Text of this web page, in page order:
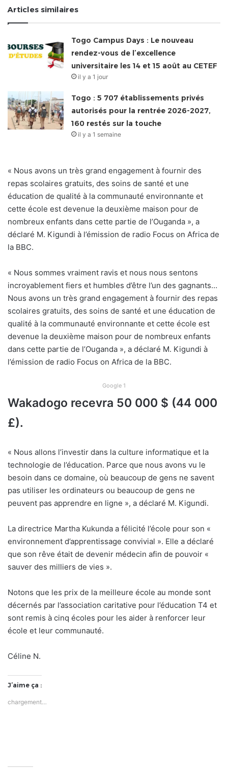
Articles similaires
Togo Campus Days : Le nouveau
rendez-vous de l’excellence
universitaire les 14 et 15 août au CETEF
il y a 1 jour
Togo : 5 707 établissements privés
autorisés pour la rentrée 2026-2027,
160 restés sur la touche
il y a 1 semaine
« Nous avons un très grand engagement à fournir des
repas scolaires gratuits, des soins de santé et une
éducation de qualité à la communauté environnante et
cette école est devenue la deuxième maison pour de
nombreux enfants dans cette partie de l’Ouganda », a
déclaré M. Kigundi à l’émission de radio Focus on Africa de
la BBC.
« Nous sommes vraiment ravis et nous nous sentons
incroyablement fiers et humbles d’être l’un des gagnants…
Nous avons un très grand engagement à fournir des repas
scolaires gratuits, des soins de santé et une éducation de
qualité à la communauté environnante et cette école est
devenue la deuxième maison pour de nombreux enfants
dans cette partie de l’Ouganda », a déclaré M. Kigundi à
l’émission de radio Focus on Africa de la BBC.
Google 1
Wakadogo recevra 50 000 $ (44 000
£).
« Nous allons l’investir dans la culture informatique et la
technologie de l’éducation. Parce que nous avons vu le
besoin dans ce domaine, où beaucoup de gens ne savent
pas utiliser les ordinateurs ou beaucoup de gens ne
peuvent pas apprendre en ligne », a déclaré M. Kigundi.
La directrice Martha Kukunda a félicité l’école pour son «
environnement d’apprentissage convivial ». Elle a déclaré
que son rêve était de devenir médecin afin de pouvoir «
sauver des milliers de vies ».
Notons que les prix de la meilleure école au monde sont
décernés par l’association caritative pour l’éducation T4 et
sont remis à cinq écoles pour les aider à renforcer leur
école et leur communauté.
Céline N.
J’aime ça :
chargement…